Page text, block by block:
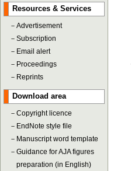
Resources & Services
－ Advertisement
－ Subscription
－ Email alert
－ Proceedings
－ Reprints
Download area
－ Copyright licence
－ EndNote style file
－ Manuscript word template
－ Guidance for AJA figures
preparation (in English)